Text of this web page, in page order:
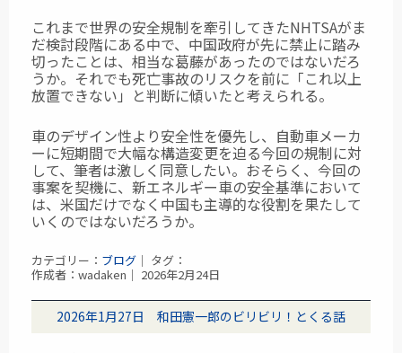
これまで世界の安全規制を牽引してきたNHTSAがま
だ検討段階にある中で、中国政府が先に禁止に踏み
切ったことは、相当な葛藤があったのではないだろ
うか。それでも死亡事故のリスクを前に「これ以上
放置できない」と判断に傾いたと考えられる。
車のデザイン性より安全性を優先し、自動車メーカ
ーに短期間で大幅な構造変更を迫る今回の規制に対
して、筆者は激しく同意したい。おそらく、今回の
事案を契機に、新エネルギー車の安全基準において
は、米国だけでなく中国も主導的な役割を果たして
いくのではないだろうか。
カテゴリー： ブログ ｜ タグ：
作成者：wadaken｜ 2026年2月24日
2026年1月27日 和田憲一郎のビリビリ！とくる話